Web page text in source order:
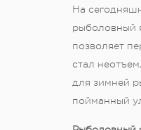
На
рыболовный
позволяет
стал
для зимней
пойманный